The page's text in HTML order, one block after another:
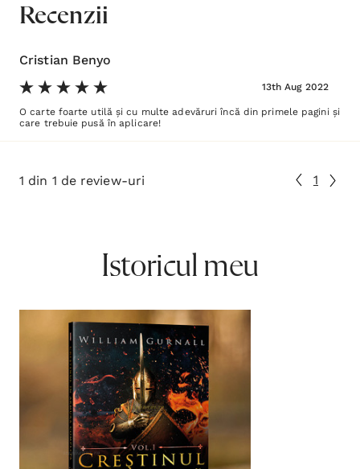
Recenzii
Cristian Benyo
13th Aug 2022
O carte foarte utilă și cu multe adevăruri încă din primele pagini și
care trebuie pusă în aplicare!
1 din 1 de review-uri 1
Istoricul meu